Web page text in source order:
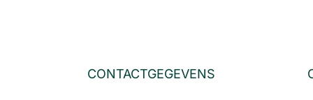
CONTACTGEGEVENS